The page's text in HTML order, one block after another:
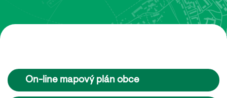
On-line mapový plán obce